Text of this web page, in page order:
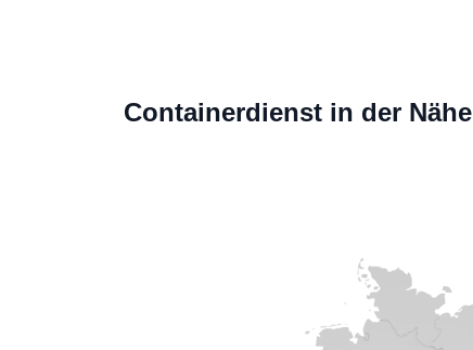
Containerdienst in der Nähe